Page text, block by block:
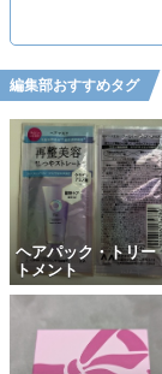
編集部おすすめタグ
ヘアパック・トリー
トメント